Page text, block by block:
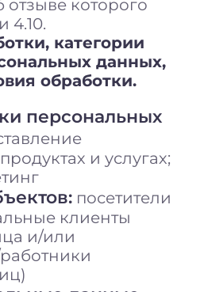
которого
4.10.
категории
данных,
обработки.
персональных
и услугах;
посетители
клиенты
и/или